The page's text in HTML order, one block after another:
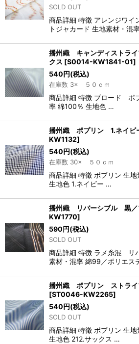
SOLD OUT
商品詳細 特徴 アレンジワ
トジャカード 生地素材・混
播州織 キャンディストラ
クス [S0014-KW1841-01]
540円(税込)
在庫数 3× ５０ｃｍ
商品詳細 特徴 ブロード ポ
率 綿100％ 生地色 …
播州織 ポプリン 1.ネイビ
KW1132]
540円(税込)
在庫数 30× ５０ｃｍ
商品詳細 特徴 ポプリン 生
生地色 1.ネイビー …
播州織 リバーシブル 黒／
KW1770]
590円(税込)
SOLD OUT
商品詳細 特徴 ラメ糸混 リ
素材・混率 綿99／ポリエス
播州織 ポプリン ストラ
[ST0046-KW2265]
540円(税込)
SOLD OUT
商品詳細 特徴 ポプリン 生
生地色 212.サックス …